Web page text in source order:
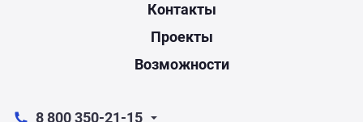
Контакты
Проекты
Возможности
8 800 350-21-15